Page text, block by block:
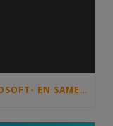
CROWE VERSNELT GROEI VAN MICROSOFT- EN SAMENWERKINGSDIENSTEN MET OVERNAME VAN C)SOLUTIONS